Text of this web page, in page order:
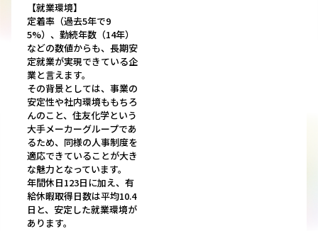
【就業環境】
定着率（過去5年で9
5%）、勤続年数（14年）
などの数値からも、長期安
定就業が実現できている企
業と言えます。
その背景としては、事業の
安定性や社内環境ももちろ
んのこと、住友化学という
大手メーカーグループであ
るため、同様の人事制度を
適応できていることが大き
な魅力となっています。
年間休日123日に加え、有
給休暇取得日数は平均10.4
日と、安定した就業環境が
あります。